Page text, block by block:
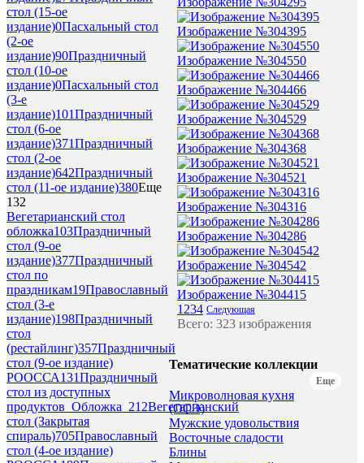
стол (15-ое
издание)0Пасхальный стол
(2-ое
издание)90Праздничный
стол (10-ое
издание)0Пасхальный стол
(3-е
издание)101Праздничный
стол (6-ое
издание)371Праздничный
стол (2-ое
издание)642Праздничный
стол (11-ое издание)380Еще
132
Вегетарианский стол
обложка103Праздничный
стол (9-ое
издание)377Праздничный
стол по
праздникам19Православный
стол (3-е
издание)198Праздничный
стол
(рестайлинг)357Праздничный
стол (9-ое издание)
РООССА131Праздничный
стол из доступных
продуктов_Обложка_212Вегетарианский
стол (Закрытая
спираль)705Православный
стол (4-ое издание)
Изображение №304395
Изображение №304550
Изображение №304466
Изображение №304529
Изображение №304368
Изображение №304521
Изображение №304316
Изображение №304286
Изображение №304542
Изображение №304415
1 234 Следующая
Всего: 323 изображения
Тематические коллекции
Еще
Микроволновая кухня
(ОСЭ)
Мужские удовольствия
Восточные сладости
Блины